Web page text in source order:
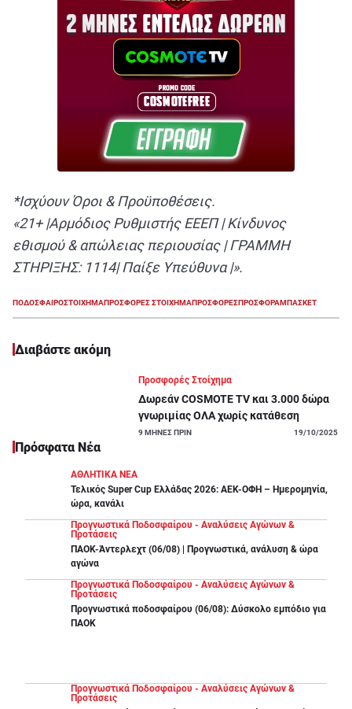
*Ισχύουν Όροι & Προϋποθέσεις.
«21+ |Αρμόδιος Ρυθμιστής ΕΕΕΠ | Κίνδυνος
εθισμού & απώλειας περιουσίας | ΓΡΑΜΜΗ
ΣΤΗΡΙΞΗΣ: 1114| Παίξε Υπεύθυνα |».
ΠΟΔΟΣΦΑΙΡΟΣΤΟΙΧΗΜΑΠΡΟΣΦΟΡΕΣ ΣΤΟΙΧΗΜΑΠΡΟΣΦΟΡΕΣΠΡΟΣΦΟΡΑΜΠΑΣΚΕΤ
Διαβάστε ακόμη
Προσφορές Στοίχημα
Δωρεάν COSMOTE TV και 3.000 δώρα
γνωριμίας ΟΛΑ χωρίς κατάθεση
9ΜΗΝΕΣ ΠΡΙΝ 19/10/2025
Πρόσφατα Νέα
ΑΘΛΗΤΙΚΑ ΝΕΑ
Τελικός Super Cup Ελλάδας 2026: ΑΕΚ-ΟΦΗ – Ημερομηνία,
ώρα, κανάλι
Προγνωστικά Ποδοσφαίρου - Αναλύσεις Αγώνων &
Προτάσεις
ΠΑΟΚ-Άντερλεχτ (06/08) | Προγνωστικά, ανάλυση & ώρα
αγώνα
Προγνωστικά Ποδοσφαίρου - Αναλύσεις Αγώνων &
Προτάσεις
Προγνωστικά ποδοσφαίρου (06/08): Δύσκολο εμπόδιο για
ΠΑΟΚ
Προγνωστικά Ποδοσφαίρου - Αναλύσεις Αγώνων &
Προτάσεις